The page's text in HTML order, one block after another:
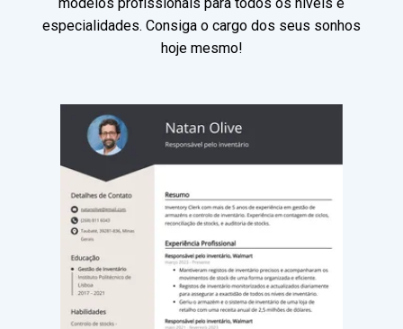
especialidades. Consiga o cargo dos seus sonhos
hoje mesmo!